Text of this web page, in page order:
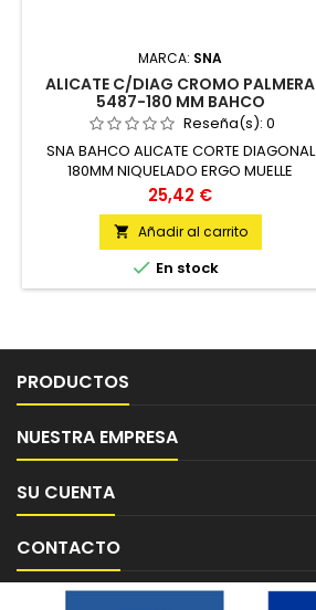
MARCA: SNA
ALICATE C/DIAG CROMO PALMERA
5487-180 MM BAHCO
Reseña(s): 0
SNA BAHCO ALICATE CORTE DIAGONAL
180MM NIQUELADO ERGO MUELLE
RETRAIBLE UNIDAD
Precio
25,42 €
 Añadir al carrito
 En stock
PRODUCTOS
NUESTRA EMPRESA
SU CUENTA
CONTACTO